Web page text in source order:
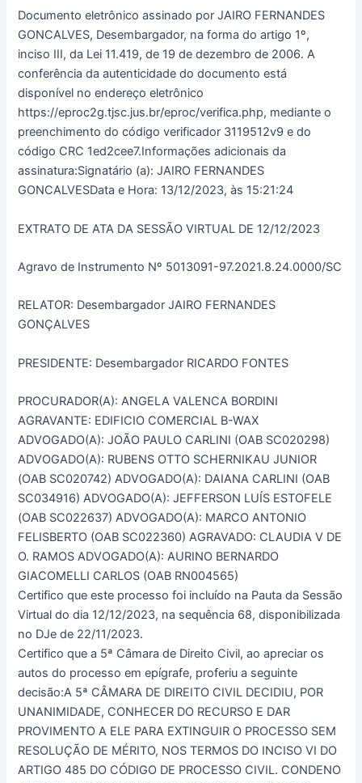
Documento eletrônico assinado por JAIRO FERNANDES
GONCALVES, Desembargador, na forma do artigo 1º,
inciso III, da Lei 11.419, de 19 de dezembro de 2006. A
conferência da autenticidade do documento está
disponível no endereço eletrônico
https://eproc2g.tjsc.jus.br/eproc/verifica.php, mediante o
preenchimento do código verificador 3119512v9 e do
código CRC 1ed2cee7.Informações adicionais da
assinatura:Signatário (a): JAIRO FERNANDES
GONCALVESData e Hora: 13/12/2023, às 15:21:24
EXTRATO DE ATA DA SESSÃO VIRTUAL DE 12/12/2023
Agravo de Instrumento Nº 5013091-97.2021.8.24.0000/SC
RELATOR: Desembargador JAIRO FERNANDES
GONÇALVES
PRESIDENTE: Desembargador RICARDO FONTES
PROCURADOR(A): ANGELA VALENCA BORDINI
AGRAVANTE: EDIFICIO COMERCIAL B-WAX
ADVOGADO(A): JOÃO PAULO CARLINI (OAB SC020298)
ADVOGADO(A): RUBENS OTTO SCHERNIKAU JUNIOR
(OAB SC020742) ADVOGADO(A): DAIANA CARLINI (OAB
SC034916) ADVOGADO(A): JEFFERSON LUÍS ESTOFELE
(OAB SC022637) ADVOGADO(A): MARCO ANTONIO
FELISBERTO (OAB SC022360) AGRAVADO: CLAUDIA V DE
O. RAMOS ADVOGADO(A): AURINO BERNARDO
GIACOMELLI CARLOS (OAB RN004565)
Certifico que este processo foi incluído na Pauta da Sessão
Virtual do dia 12/12/2023, na sequência 68, disponibilizada
no DJe de 22/11/2023.
Certifico que a 5ª Câmara de Direito Civil, ao apreciar os
autos do processo em epígrafe, proferiu a seguinte
decisão:A 5ª CÂMARA DE DIREITO CIVIL DECIDIU, POR
UNANIMIDADE, CONHECER DO RECURSO E DAR
PROVIMENTO A ELE PARA EXTINGUIR O PROCESSO SEM
RESOLUÇÃO DE MÉRITO, NOS TERMOS DO INCISO VI DO
ARTIGO 485 DO CÓDIGO DE PROCESSO CIVIL. CONDENO